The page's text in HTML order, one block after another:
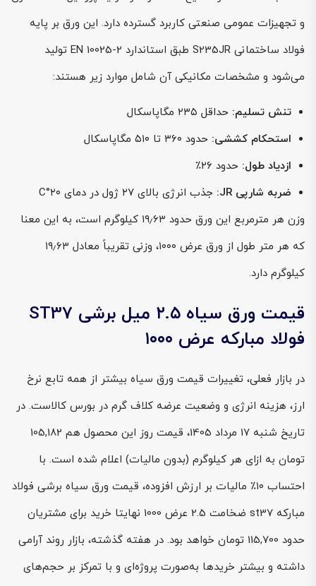
و تجهیزات عمومی صنعتی کاربرد گسترده دارد. این ورق بر پایه
فولاد ساختمانی S235JR طبق استاندارد EN 10025-2 تولید
می‌شود و مشخصات مکانیکی آن شامل موارد زیر هستند:
تنش تسلیم: حداقل ۲۳۵ مگاپاسکال
استحکام کششی: حدود ۳۶۰ تا ۵۱۰ مگاپاسکال
ازدیاد طول: حدود ۲۶٪
ضربه شارپی JR:
جذب انرژی بالای ۲۷ ژول در دمای ۲۰°C
وزن هر مترمربع این ورق حدود ۱۹٫۶۳ کیلوگرم است، به این معنا
که هر متر طول از ورق عرض ۱۰۰۰، وزنی تقریباً معادل ۱۹٫۶۳
کیلوگرم دارد.
قیمت ورق سیاه ۲.۵ میل برشی ST37
فولاد مبارکه عرض ۱۰۰۰
در بازار فعلی، تغییرات قیمت ورق سیاه بیشتر از همه تابع نرخ
ارز، هزینه انرژی و وضعیت عرضه کلاف گرم در بورس کالاست. در
تاریخ شنبه 17 مرداد 1405، قیمت روز این محصول هم 105,182
تومان به ازای هر کیلوگرم (بدون مالیات) اعلام شده است. با
احتساب ۱۰٪ مالیات بر ارزش افزوده، قیمت ورق سیاه برشی فولاد
مبارکه st37 ضخامت 2.5 عرض 1000 نهایتا خرید برای مشتریان
حدود 115,700 تومان خواهد بود. در هفته گذشته، بازار روند آرامی
داشته و بیشتر خریدها به‌صورت پروژه‌ای و با تمرکز بر حجم‌های